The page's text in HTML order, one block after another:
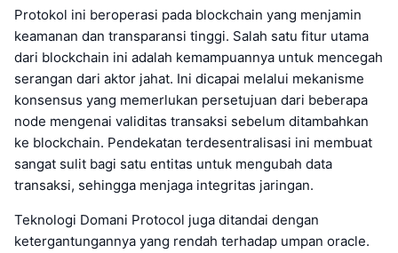
Protokol ini beroperasi pada blockchain yang menjamin
keamanan dan transparansi tinggi. Salah satu fitur utama
dari blockchain ini adalah kemampuannya untuk mencegah
serangan dari aktor jahat. Ini dicapai melalui mekanisme
konsensus yang memerlukan persetujuan dari beberapa
node mengenai validitas transaksi sebelum ditambahkan
ke blockchain. Pendekatan terdesentralisasi ini membuat
sangat sulit bagi satu entitas untuk mengubah data
transaksi, sehingga menjaga integritas jaringan.
Teknologi Domani Protocol juga ditandai dengan
ketergantungannya yang rendah terhadap umpan oracle.